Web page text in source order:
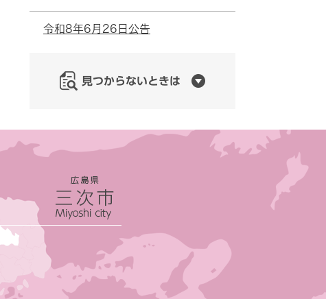
令和8年6月26日公告
見つからないときは